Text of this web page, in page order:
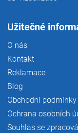
Užitečné
O nás
Kontakt
Reklamace
Blog
Obchodní podmínky
Ochrana osobních
Souhlas se